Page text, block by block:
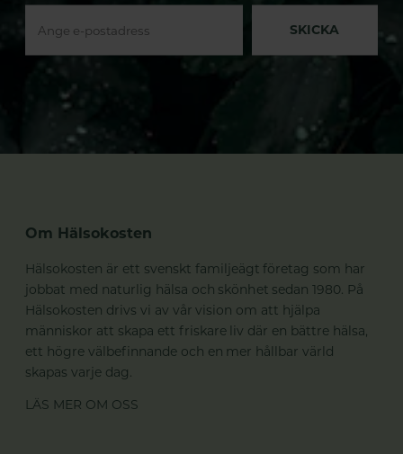
SKICKA
Om Hälsokosten
Hälsokosten är ett svenskt familjeägt företag som har
jobbat med naturlig hälsa och skönhet sedan 1980. På
Hälsokosten drivs vi av vår vision om att hjälpa
människor att skapa ett friskare liv där en bättre hälsa,
ett högre välbefinnande och en mer hållbar värld
skapas varje dag.
LÄS MER OM OSS